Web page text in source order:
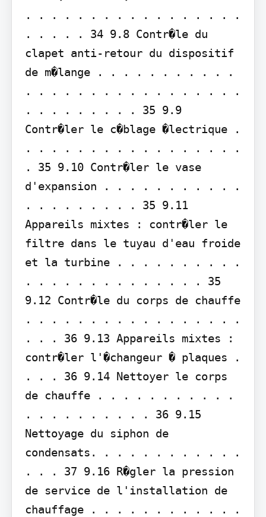
. . . . . . . . . . . . . . . . .
. . . . . 34 9.8 Contr�le du
clapet anti-retour du dispositif
de m�lange . . . . . . . . . . .
. . . . . . . . . . . . . . . . .
. . . . . . . . . 35 9.9
Contr�ler le c�blage �lectrique .
. . . . . . . . . . . . . . . . .
. 35 9.10 Contr�ler le vase
d'expansion . . . . . . . . . . .
. . . . . . . . . 35 9.11
Appareils mixtes : contr�ler le
filtre dans le tuyau d'eau froide
et la turbine . . . . . . . . . .
. . . . . . . . . . . . . . 35
9.12 Contr�le du corps de chauffe
. . . . . . . . . . . . . . . . .
. . . 36 9.13 Appareils mixtes :
contr�ler l'�changeur � plaques .
. . . 36 9.14 Nettoyer le corps
de chauffe . . . . . . . . . . .
. . . . . . . . . . 36 9.15
Nettoyage du siphon de
condensats. . . . . . . . . . . .
. . . 37 9.16 R�gler la pression
de service de l'installation de
chauffage . . . . . . . . . . . .